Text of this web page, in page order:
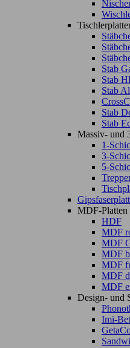
Stab
Stab
Stab
Stab
Stab
Massiv- und
1-
3-
5-
MDF-Platten
HDF
MDF
MDF
MDF
MDF
MDF
MDF
Design- und
Imi-